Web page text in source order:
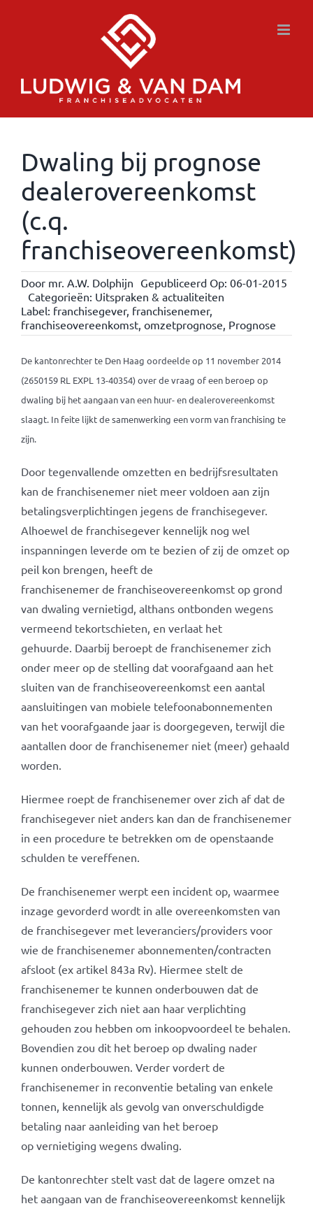
Dwaling bij prognose
dealerovereenkomst
(c.q.
franchiseovereenkomst)
Door mr. A.W. Dolphijn Gepubliceerd Op: 06-01-2015
Categorieën: Uitspraken & actualiteiten
Label: franchisegever, franchisenemer,
franchiseovereenkomst, omzetprognose, Prognose
De kantonrechter te Den Haag oordeelde op 11 november 2014
(2650159 RL EXPL 13-40354) over de vraag of een beroep op
dwaling bij het aangaan van een huur- en dealerovereenkomst
slaagt. In feite lijkt de samenwerking een vorm van franchising te
zijn.
Door tegenvallende omzetten en bedrijfsresultaten
kan de franchisenemer niet meer voldoen aan zijn
betalingsverplichtingen jegens de franchisegever.
Alhoewel de franchisegever kennelijk nog wel
inspanningen leverde om te bezien of zij de omzet op
peil kon brengen, heeft de
franchisenemer de franchiseovereenkomst op grond
van dwaling vernietigd, althans ontbonden wegens
vermeend tekortschieten, en verlaat het
gehuurde. Daarbij beroept de franchisenemer zich
onder meer op de stelling dat voorafgaand aan het
sluiten van de franchiseovereenkomst een aantal
aansluitingen van mobiele telefoonabonnementen
van het voorafgaande jaar is doorgegeven, terwijl die
aantallen door de franchisenemer niet (meer) gehaald
worden.
Hiermee roept de franchisenemer over zich af dat de
franchisegever niet anders kan dan de franchisenemer
in een procedure te betrekken om de openstaande
schulden te vereffenen.
De franchisenemer werpt een incident op, waarmee
inzage gevorderd wordt in alle overeenkomsten van
de franchisegever met leveranciers/providers voor
wie de franchisenemer abonnementen/contracten
afsloot (ex artikel 843a Rv). Hiermee stelt de
franchisenemer te kunnen onderbouwen dat de
franchisegever zich niet aan haar verplichting
gehouden zou hebben om inkoopvoordeel te behalen.
Bovendien zou dit het beroep op dwaling nader
kunnen onderbouwen. Verder vordert de
franchisenemer in reconventie betaling van enkele
tonnen, kennelijk als gevolg van onverschuldigde
betaling naar aanleiding van het beroep
op vernietiging wegens dwaling.
De kantonrechter stelt vast dat de lagere omzet na
het aangaan van de franchiseovereenkomst kennelijk